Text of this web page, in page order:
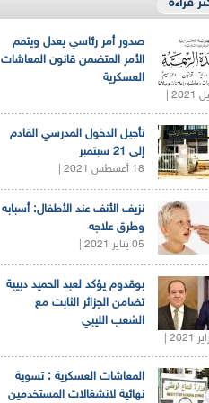
قراءة
صدور أمر رئاسي يعدل ويتمم
الأمر المتضمن قانون المعاشات
العسكرية
تأجيل الدخول المدرسي القادم
إلى 21 سبتمبر
18 أغسطس 2021 |
نزيف الأنف عند الأطفال: أسبابه
وطرق علاجه
05 يناير 2021 |
بوقدوم يؤكد لعبد الحميد دبيبة
تضامن الجزائر الثابت مع
الشعب الليبي
المعاشات العسكرية : تسوية
نهائية لانشغالات المستخدمين